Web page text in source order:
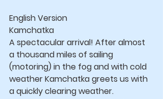
English Version
Kamchatka
A spectacular arrival! After almost
a thousand miles of sailing
(motoring) in the fog and with cold
weather Kamchatka greets us with
a quickly clearing weather.